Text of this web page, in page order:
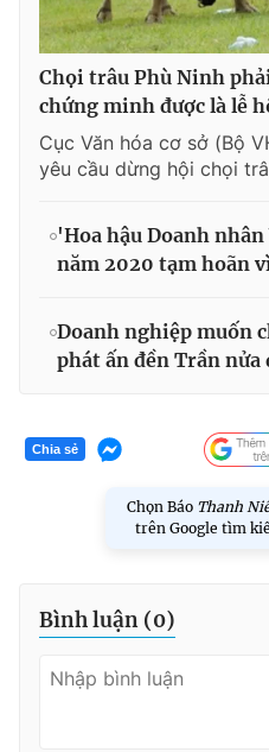
Chọi trâu Phù Ninh
chứng minh được là lễ
Cục Văn hóa cơ sở (Bộ
yêu cầu dừng hội chọi
'Hoa hậu Doanh nhân
năm 2020 tạm hoãn
Doanh nghiệp muốn
phát ấn đền Trần nửa
Chia sẻ
Chọn Báo Thanh
trên Google tìm
Bình luận (0)